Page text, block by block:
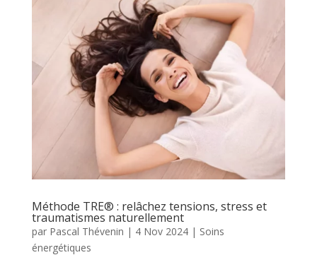
Méthode TRE® : relâchez tensions, stress et
traumatismes naturellement
par Pascal Thévenin | 4 Nov 2024| Soins
énergétiques